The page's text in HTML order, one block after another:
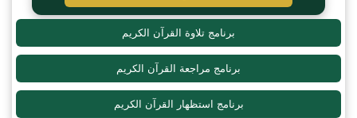
برنامج تلاوة القرآن الكريم
برنامج مراجعة القرآن الكريم
برنامج استظهار القرآن الكريم